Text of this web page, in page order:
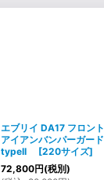
エブリイ DA17 フロント
アイアンバンパーガード
typeII
[220サイズ]
72,800円(税別)